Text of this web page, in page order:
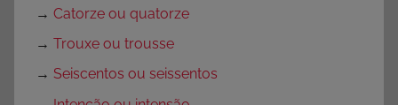
m
t
→ Catorze ou quatorze
→ Trouxe ou trousse
→ Seiscentos ou seissentos